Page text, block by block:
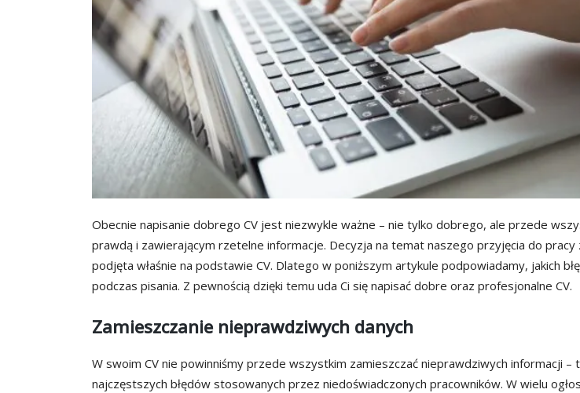
Obecnie napisanie dobrego CV jest niezwykle ważne – nie tylko dobrego, ale przede
prawdą i zawierającym rzetelne informacje. Decyzja na temat naszego przyjęcia do pracy
podjęta właśnie na podstawie CV. Dlatego w poniższym artykule podpowiadamy, jakich
podczas pisania. Z pewnością dzięki temu uda Ci się napisać dobre oraz profesjonalne CV.
Zamieszczanie nieprawdziwych danych
W swoim CV nie powinniśmy przede wszystkim zamieszczać nieprawdziwych informacji –
najczęstszych błędów stosowanych przez niedoświadczonych pracowników. W wielu